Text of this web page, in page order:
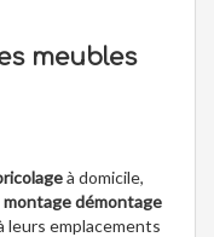
meubles
à domicile,
montage démontage
leurs emplacements